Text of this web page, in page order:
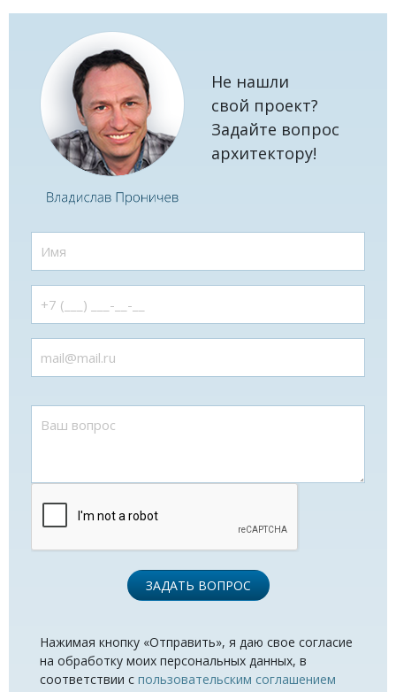
Не нашли
свой проект?
Задайте вопрос
архитектору!
ЗАДАТЬ ВОПРОС
Нажимая кнопку «Отправить», я даю свое согласие
на обработку моих персональных данных, в
соответствии с пользовательским соглашением